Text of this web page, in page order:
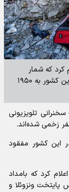
کرد که شمار
قربانیان ۲ زلزله پیاپی قدرتمند هفته گذشته در این کشور به ۱۹۵۰
تلویزیونی
این کشور مفقود
کرد که بامداد
ریشتری،‌ کاراکاس پایتخت ونزوئلا و